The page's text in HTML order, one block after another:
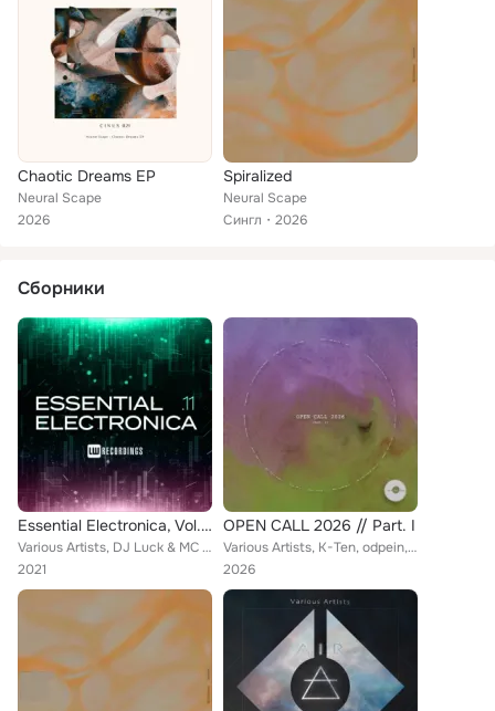
Chaotic Dreams EP
Neural Scape
2026
Spiralized
Neural Scape
Сингл
2026
Сборники
Essential Electronica, Vol. 11
Various Artists, DJ Luck & MC Neat, Sebastian Mauro, Smokefade, North, AIRING, Alessandro Raguso, Stefan Thomas, LANTAO, Gotta, ...
2021
OPEN CALL 2026 // Part. I
Various Artists, K-Ten, odpein, Ignacio Oliveros, Modpsy, JO, SPR, Aimann, Tata Monique, Adri Malaki, Joemo Dub, Dee Lali, FAEA,...
2026